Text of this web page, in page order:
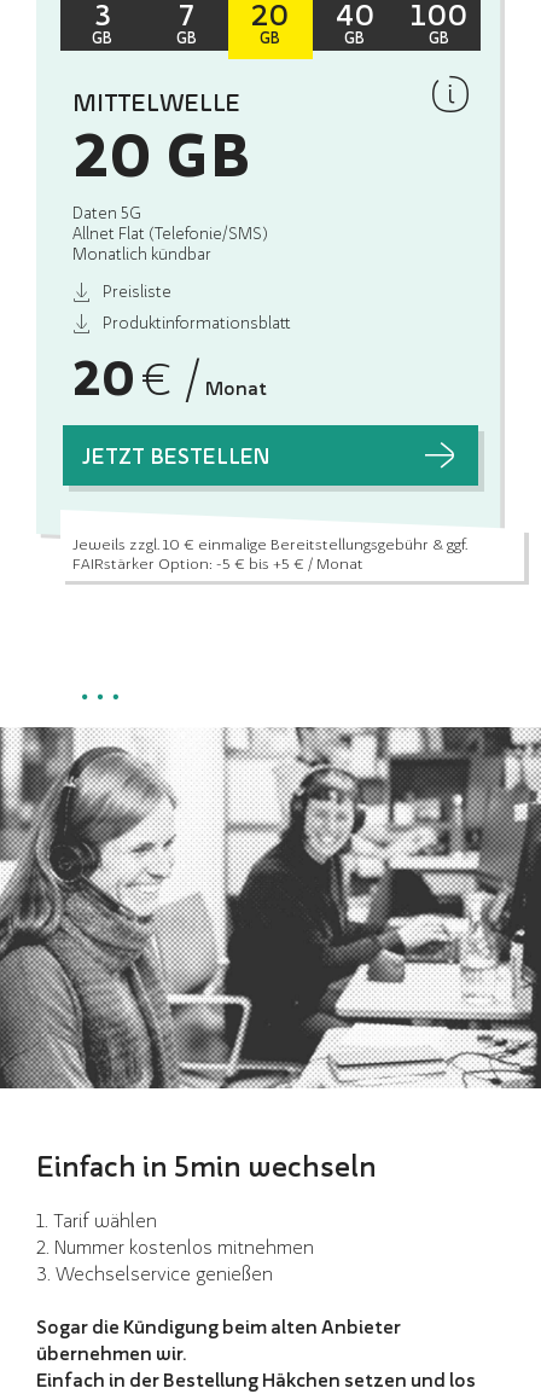
3
GB
7
GB
20
GB
40
GB
100
GB
MITTELWELLE
20 GB
Daten 5G
Allnet Flat (Telefonie/SMS)
Monatlich kündbar
Preisliste
Produktinformationsblatt
20€ / Monat
JETZT BESTELLEN
Jeweils zzgl. 10 € einmalige Bereitstellungsgebühr & ggf.
FAIRstärker Option: -5 € bis +5 € / Monat
Einfach in 5min wechseln
1. Tarif wählen
2. Nummer kostenlos mitnehmen
3. Wechselservice genießen
Sogar die Kündigung beim alten Anbieter
übernehmen wir.
Einfach in der Bestellung Häkchen setzen und los